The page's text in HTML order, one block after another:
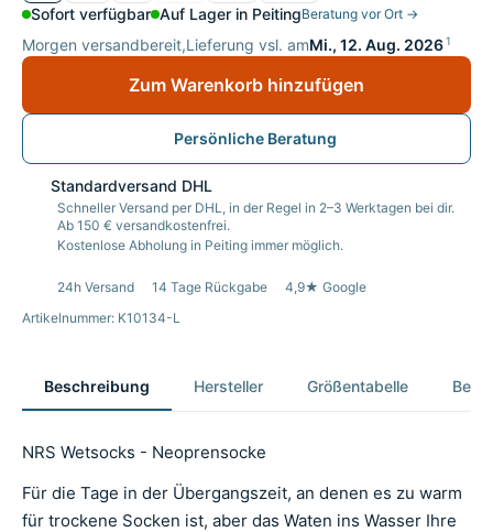
Sofort verfügbar Auf Lager in PeitingBeratung vor Ort →
Morgen versandbereit,Lieferung vsl. amMi., 12. Aug. 20261
Zum Warenkorb hinzufügen
Persönliche Beratung
Standardversand DHL
Schneller Versand per DHL, in der Regel in 2–3 Werktagen bei dir.
Ab 150 € versandkostenfrei.
Kostenlose Abholung in Peiting immer möglich.
24h Versand 14 Tage Rückgabe
4,9★ Google
Artikelnummer: K10134-L
Beschreibung Hersteller Größentabelle
NRS Wetsocks - Neoprensocke
Für die Tage in der Übergangszeit, an denen es zu warm
für trockene Socken ist, aber das Waten ins Wasser Ihre